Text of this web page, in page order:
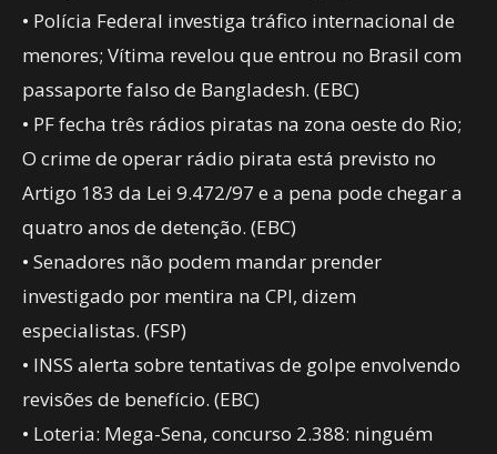
• Polícia Federal investiga tráfico internacional de
menores; Vítima revelou que entrou no Brasil com
passaporte falso de Bangladesh. (EBC)
• PF fecha três rádios piratas na zona oeste do Rio;
O crime de operar rádio pirata está previsto no
Artigo 183 da Lei 9.472/97 e a pena pode chegar a
quatro anos de detenção. (EBC)
• Senadores não podem mandar prender
investigado por mentira na CPI, dizem
especialistas. (FSP)
• INSS alerta sobre tentativas de golpe envolvendo
revisões de benefício. (EBC)
• Loteria: Mega-Sena, concurso 2.388: ninguém